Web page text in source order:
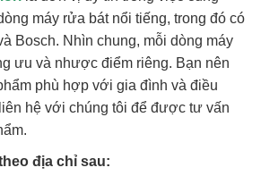
máy rửa bát nổi tiếng, trong đó có
Bosch. Nhìn chung, mỗi dòng máy
ưu và nhược điểm riêng. Bạn nên
phù hợp với gia đình và điều
hệ với chúng tôi để được tư vấn
địa chỉ sau: